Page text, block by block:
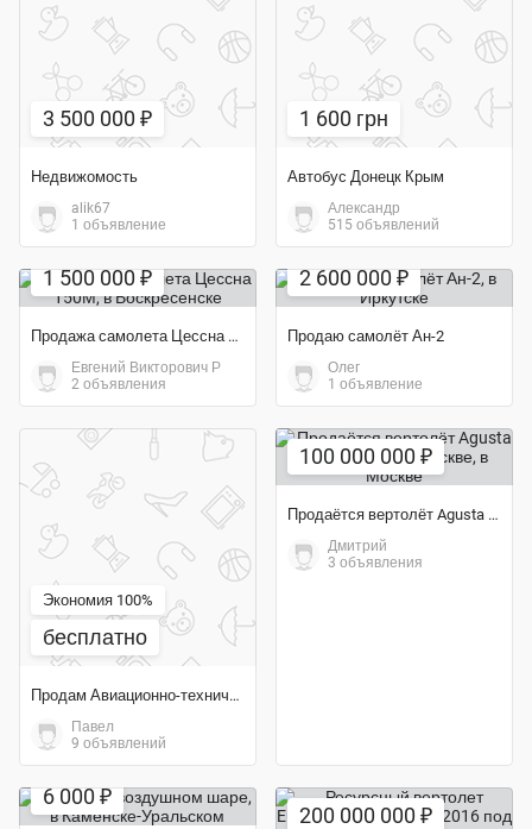
3 500 000 ₽
Недвижомость
alik67
1 объявление
1 600 грн
Автобус Донецк Крым
Александр
515 объявлений
1 500 000 ₽
Продажа самолета Цессна 150М
Евгений Викторович Р
2 объявления
2 600 000 ₽
Продаю самолёт Ан-2
Олег
1 объявление
Экономия 100%
бесплатно
Продам Авиационно-техническое имущество
Павел
9 объявлений
100 000 000 ₽
Продаётся вертолёт Agusta AW119 Koala в Москве
Дмитрий
3 объявления
6 000 ₽
200 000 000 ₽